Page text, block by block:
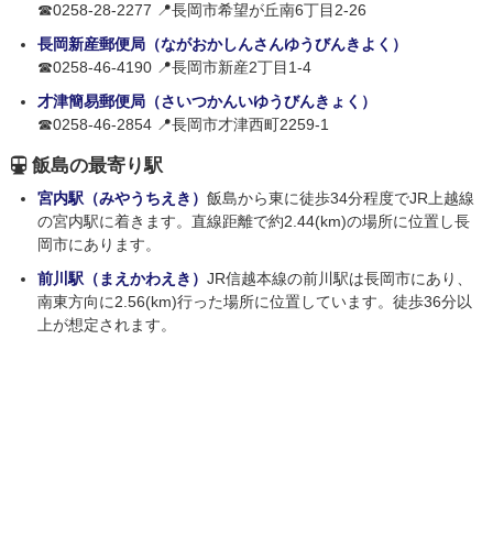
☎0258-28-2277 📍長岡市希望が丘南6丁目2-26
長岡新産郵便局（ながおかしんさんゆうびんきよく）
☎0258-46-4190 📍長岡市新産2丁目1-4
才津簡易郵便局（さいつかんいゆうびんきょく）
☎0258-46-2854 📍長岡市才津西町2259-1
飯島の最寄り駅
宮内駅（みやうちえき） 飯島から東に徒歩34分程度でJR上越線
の宮内駅に着きます。直線距離で約2.44(km)の場所に位置し長
岡市にあります。
前川駅（まえかわえき） JR信越本線の前川駅は長岡市にあり、
南東方向に2.56(km)行った場所に位置しています。徒歩36分以
上が想定されます。